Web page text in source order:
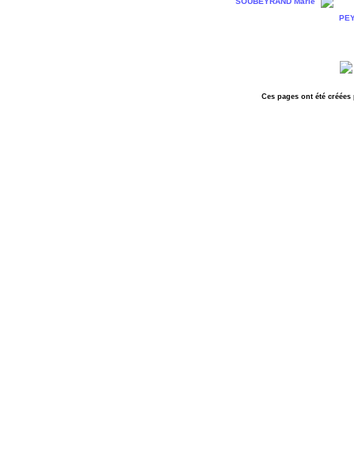
Ces pages ont été